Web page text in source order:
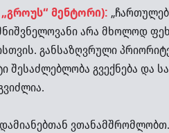
მენტორი):
არა მხოლოდ
განსაზღვრული
შესაძლებლობა გვექნება და